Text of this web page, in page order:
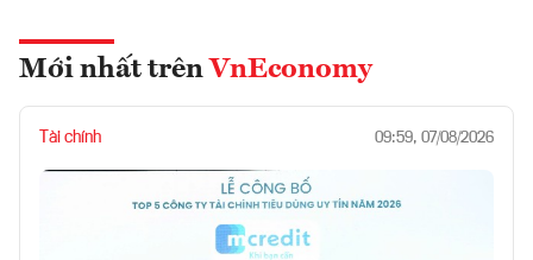
Mới nhất trên VnEconomy
Tài chính 09:59, 07/08/2026